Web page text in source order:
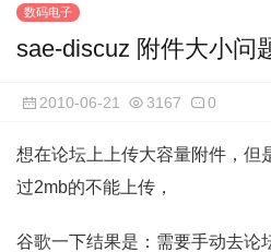
数码电子
sae-discuz 附件大小问
2010-06-21 3167 0
想在论坛上上传大容量附件，但
过2mb的不能上传，
谷歌一下结果是：需要手动去论